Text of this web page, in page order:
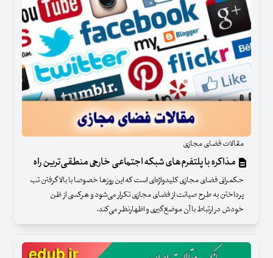
مقالات فضای مجازی
مذاکره با پلتفرم‌های شبکه اجتماعی خارجی منطقی‌ترین راه
حکمرانی فضای مجازی کلیدواژه‌ای است که این روزها خصوصا با بالا گرفتن تب
پرداختن به طرح صیانت از فضای مجازی تکرار می‌شود و هرکسی از ظن
خودش در ارتباط با آن موضع‌گیری و اظهارنظر می‌کند.